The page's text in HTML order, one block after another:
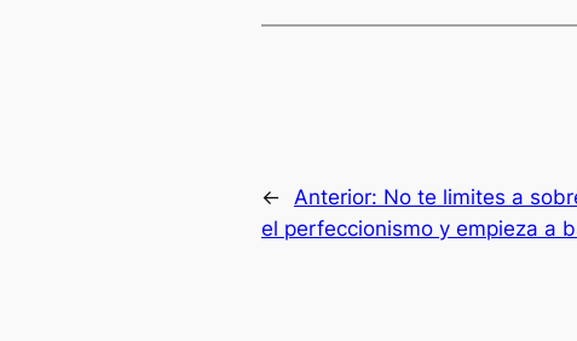
← Anterior: No te limites a
el perfeccionismo y empieza a